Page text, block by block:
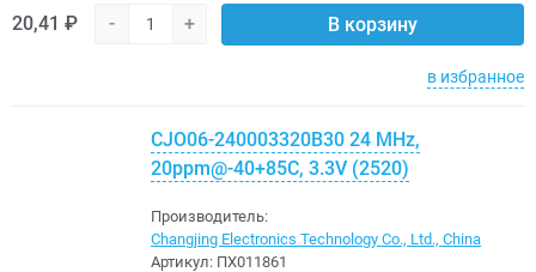
20,41 ₽ - + В корзину
в избранное
CJO06-240003320B30 24 MHz,
20ppm@-40+85C, 3.3V (2520)
Производитель:
Changjing Electronics Technology Co., Ltd., China
Артикул: ПХ011861